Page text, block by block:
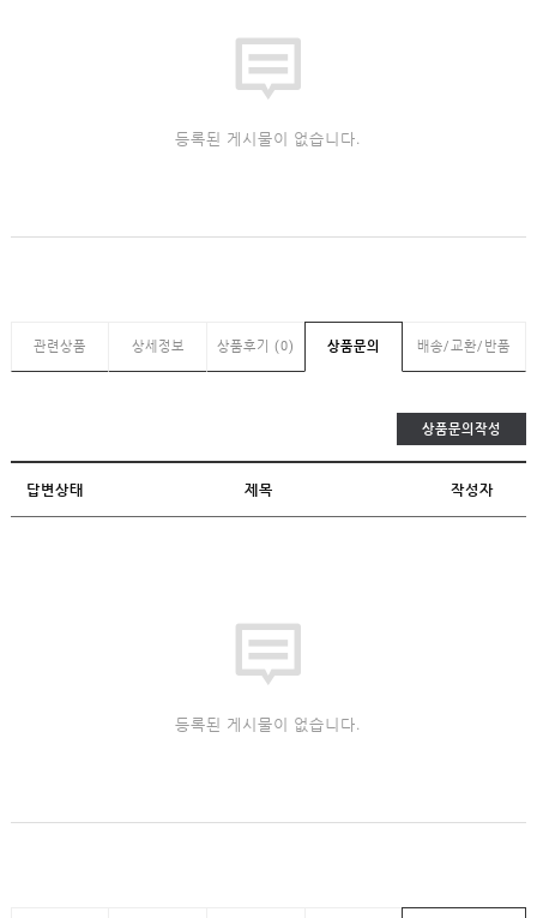
등록된 게시물이 없습니다.
관련상품 상세정보 상품후기 (0) 상품문의 배송/교환/반품
상품문의작성
답변상태 제목 작성자
등록된 게시물이 없습니다.